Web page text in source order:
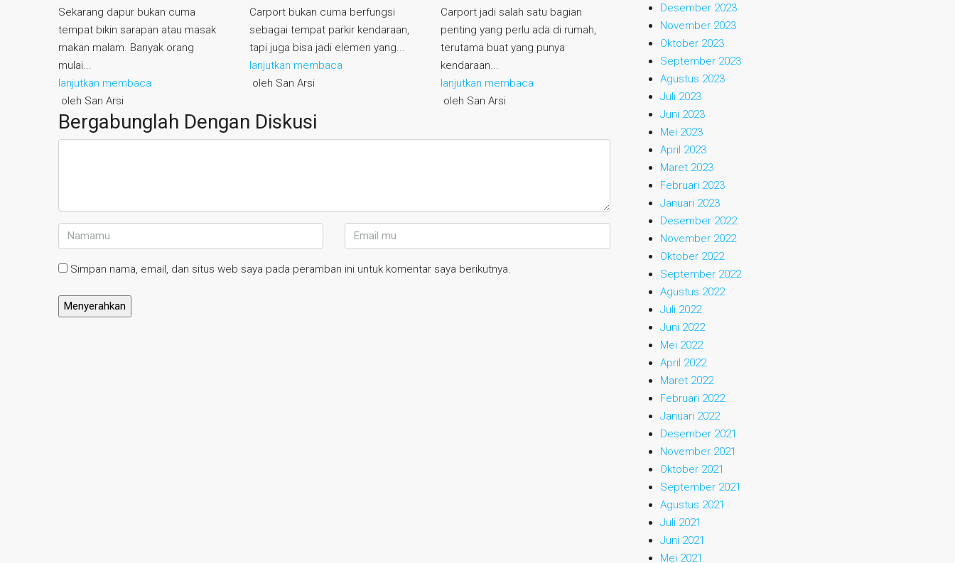
Sekarang dapur bukan cuma
tempat bikin sarapan atau masak
makan malam. Banyak orang
mulai...
lanjutkan membaca
oleh San Arsi
Carport bukan cuma berfungsi
sebagai tempat parkir kendaraan,
tapi juga bisa jadi elemen yang...
lanjutkan membaca
oleh San Arsi
Carport jadi salah satu bagian
penting yang perlu ada di rumah,
terutama buat yang punya
kendaraan...
lanjutkan membaca
oleh San Arsi
Bergabunglah Dengan Diskusi
Simpan nama, email, dan situs web saya pada peramban ini untuk komentar saya berikutnya.
Desember 2023
November 2023
Oktober 2023
September 2023
Agustus 2023
Juli 2023
Juni 2023
Mei 2023
April 2023
Maret 2023
Februari 2023
Januari 2023
Desember 2022
November 2022
Oktober 2022
September 2022
Agustus 2022
Juli 2022
Juni 2022
Mei 2022
April 2022
Maret 2022
Februari 2022
Januari 2022
Desember 2021
November 2021
Oktober 2021
September 2021
Agustus 2021
Juli 2021
Juni 2021
Mei 2021